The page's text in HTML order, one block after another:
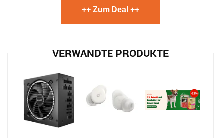
++ Zum Deal ++
VERWANDTE PRODUKTE